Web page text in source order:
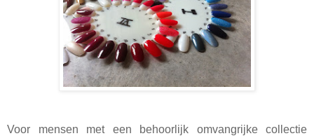
Voor mensen met een behoorlijk omvangrijke collectie